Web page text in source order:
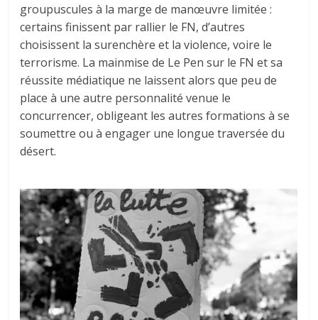
groupuscules à la marge de manœuvre limitée :
certains finissent par rallier le FN, d’autres
choisissent la surenchère et la violence, voire le
terrorisme. La mainmise de Le Pen sur le FN et sa
réussite médiatique ne laissent alors que peu de
place à une autre personnalité venue le
concurrencer, obligeant les autres formations à se
soumettre ou à engager une longue traversée du
désert.